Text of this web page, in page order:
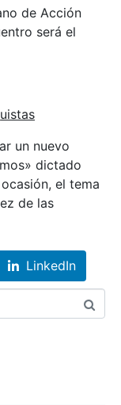
de Acción
será el
un nuevo
dictado
el tema
de las
LinkedIn